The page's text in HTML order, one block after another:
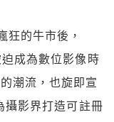
狂的牛市後，
成為數位影像時
潮流，也旋即宣
攝影界打造可註冊